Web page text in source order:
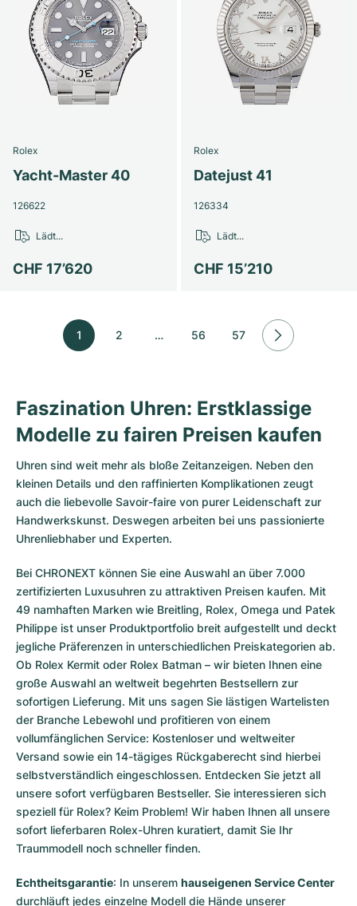
Rolex
Yacht-Master 40
126622
CHF 17’620
Lädt...
Rolex
Datejust 41
126334
CHF 15’210
Lädt...
1 2 … 56 57
Faszination Uhren: Erstklassige
Modelle zu fairen Preisen kaufen
Uhren sind weit mehr als bloße Zeitanzeigen. Neben den
kleinen Details und den raffinierten Komplikationen zeugt
auch die liebevolle Savoir-faire von purer Leidenschaft zur
Handwerkskunst. Deswegen arbeiten bei uns passionierte
Uhrenliebhaber und Experten.
Bei CHRONEXT können Sie eine Auswahl an über 7.000
zertifizierten Luxusuhren zu attraktiven Preisen kaufen. Mit
49 namhaften Marken wie Breitling, Rolex, Omega und Patek
Philippe ist unser Produktportfolio breit aufgestellt und deckt
jegliche Präferenzen in unterschiedlichen Preiskategorien ab.
Ob Rolex Kermit oder Rolex Batman – wir bieten Ihnen eine
große Auswahl an weltweit begehrten Bestsellern zur
sofortigen Lieferung. Mit uns sagen Sie lästigen Wartelisten
der Branche Lebewohl und profitieren von einem
vollumfänglichen Service: Kostenloser und weltweiter
Versand sowie ein 14-tägiges Rückgaberecht sind hierbei
selbstverständlich eingeschlossen. Entdecken Sie jetzt all
unsere sofort verfügbaren Bestseller. Sie interessieren sich
speziell für Rolex? Keim Problem! Wir haben Ihnen all unsere
sofort lieferbaren Rolex-Uhren kuratiert, damit Sie Ihr
Traummodell noch schneller finden.
Echtheitsgarantie: In unserem hauseigenen Service Center
durchläuft jedes einzelne Modell die Hände unserer